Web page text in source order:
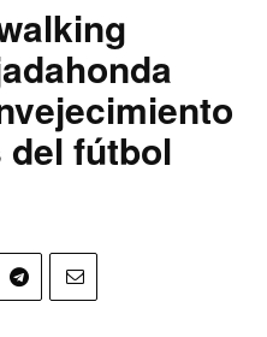
del fútbol